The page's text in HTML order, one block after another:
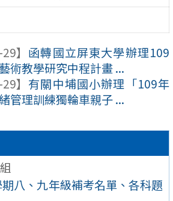
八、九年級補考名單、各科題
】 函轉國立屏東大學辦理109
術教學研究中程計畫 ...
】 有關中埔國小辦理「109年
管理訓練獨輪車親子 ...